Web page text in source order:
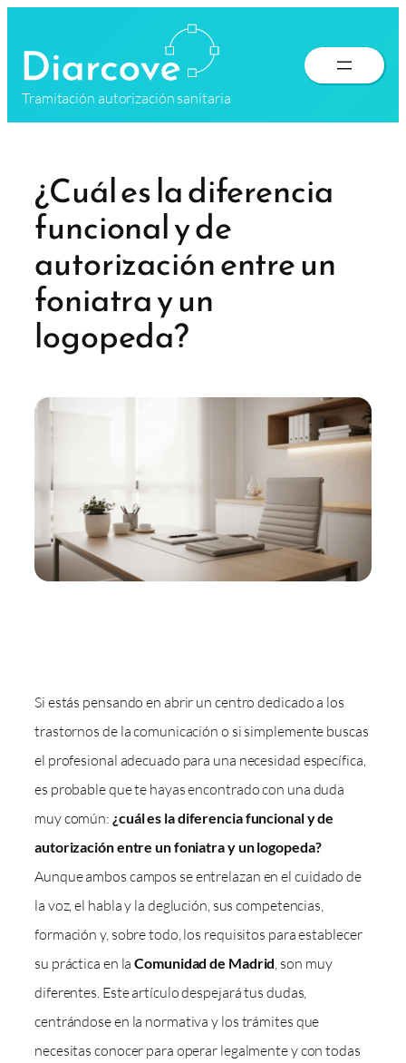
contenido
Tramitación autorización sanitaria
¿Cuál es la diferencia
funcional y de
autorización entre un
foniatra y un
logopeda?
Si estás pensando en abrir un centro dedicado a los
trastornos de la comunicación o si simplemente buscas
el profesional adecuado para una necesidad específica,
es probable que te hayas encontrado con una duda
muy común: ¿cuál es la diferencia funcional y de
autorización entre un foniatra y un logopeda?
Aunque ambos campos se entrelazan en el cuidado de
la voz, el habla y la deglución, sus competencias,
formación y, sobre todo, los requisitos para establecer
su práctica en laComunidad de Madrid, son muy
diferentes. Este artículo despejará tus dudas,
centrándose en la normativa y los trámites que
necesitas conocer para operar legalmente y con todas